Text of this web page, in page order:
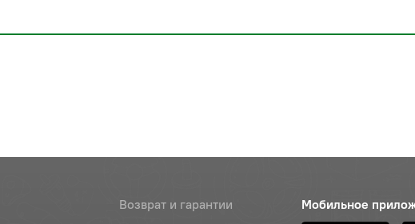
Возврат и гарантии Мобильное